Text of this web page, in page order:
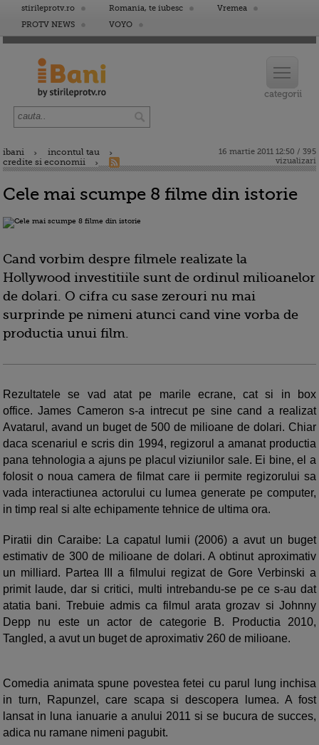
stirileprotv.ro Romania, te iubesc
Vremea
PROTV NEWS
VOYO
ibani
incontul tau
credite si economii
16 martie 2011 12:50 / 395
vizualizari
Cele mai scumpe 8 filme din istorie
Cand vorbim despre filmele realizate la
Hollywood investitiile sunt de ordinul milioanelor
de dolari. O cifra cu sase zerouri nu mai
surprinde pe nimeni atunci cand vine vorba de
productia unui film.
Rezultatele se vad atat pe marile ecrane, cat si in box
office. James Cameron s-a intrecut pe sine cand a realizat
Avatarul, avand un buget de 500 de milioane de dolari. Chiar
daca scenariul e scris din 1994, regizorul a amanat productia
pana tehnologia a ajuns pe placul viziunilor sale. Ei bine, el a
folosit o noua camera de filmat care ii permite regizorului sa
vada interactiunea actorului cu lumea generate pe computer,
in timp real si alte echipamente tehnice de ultima ora.
Piratii din Caraibe: La capatul lumii (2006) a avut un buget
estimativ de 300 de milioane de dolari. A obtinut aproximativ
un milliard. Partea III a filmului regizat de Gore Verbinski a
primit laude, dar si critici, multi intrebandu-se pe ce s-au dat
atatia bani. Trebuie admis ca filmul arata grozav si Johnny
Depp nu este un actor de categorie B. Productia 2010,
Tangled, a avut un buget de aproximativ 260 de milioane.
Comedia animata spune povestea fetei cu parul lung inchisa
in turn, Rapunzel, care scapa si descopera lumea. A fost
lansat in luna ianuarie a anului 2011 si se bucura de succes,
adica nu ramane nimeni pagubit.